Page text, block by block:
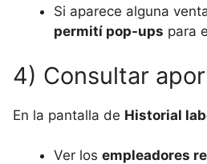
Si aparece alguna
permití pop-ups para
4) Consultar
En la pantalla de Historial
Ver los empleadores